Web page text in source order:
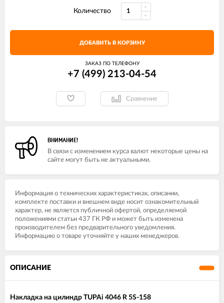
Количество
ДОБАВИТЬ В КОРЗИНУ
ЗАКАЗ ПО ТЕЛЕФОНУ
+7 (499) 213-04-54​
Сравнение
ВНИМАНИЕ!
В связи с изменением курса валют некоторые цены на
сайте могут быть не актуальными.
Информация о технических характеристиках, описании,
комплекте поставки и внешнем виде носит ознакомительный
характер, не является публичной офертой, определяемой
положениями статьи 437 ГК РФ и может быть изменена
производителем без предварительного уведомления.
Информацию о товаре уточняйте у наших менеджеров.
ОПИСАНИЕ
Накладка на цилиндр TUPAi 4046 R 5S-158